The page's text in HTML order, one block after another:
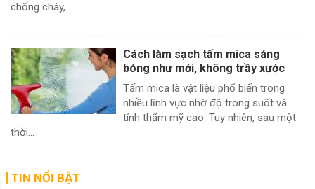
chống cháy,...
Cách làm sạch tấm mica sáng
bóng như mới, không trầy xước
Tấm mica là vật liệu phổ biến trong
nhiều lĩnh vực nhờ độ trong suốt và
tính thẩm mỹ cao. Tuy nhiên, sau một
thời...
TIN NỔI BẬT